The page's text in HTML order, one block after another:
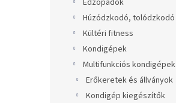
Edzőpadok
Húzódzkodó, tolódzkodó
Kültéri fitness
Kondigépek
Multifunkciós kondigépek
Erőkeretek és állványok
Kondigép kiegészítők